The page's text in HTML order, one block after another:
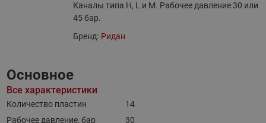
Каналы типа H, L и M. Рабочее давление 30 или
45 бар.
Бренд: Ридан
Основное
Все характеристики
Количество пластин
14
Рабочее давление, бар
30